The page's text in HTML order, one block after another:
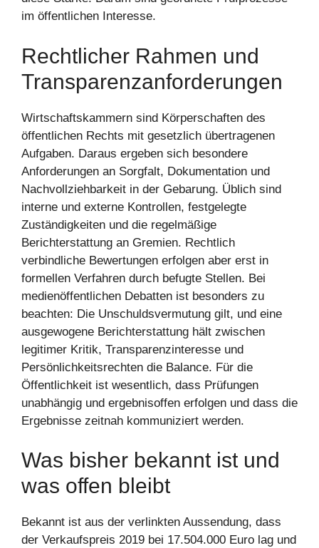
im öffentlichen Interesse.
Rechtlicher Rahmen und
Transparenzanforderungen
Wirtschaftskammern sind Körperschaften des
öffentlichen Rechts mit gesetzlich übertragenen
Aufgaben. Daraus ergeben sich besondere
Anforderungen an Sorgfalt, Dokumentation und
Nachvollziehbarkeit in der Gebarung. Üblich sind
interne und externe Kontrollen, festgelegte
Zuständigkeiten und die regelmäßige
Berichterstattung an Gremien. Rechtlich
verbindliche Bewertungen erfolgen aber erst in
formellen Verfahren durch befugte Stellen. Bei
medienöffentlichen Debatten ist besonders zu
beachten: Die Unschuldsvermutung gilt, und eine
ausgewogene Berichterstattung hält zwischen
legitimer Kritik, Transparenzinteresse und
Persönlichkeitsrechten die Balance. Für die
Öffentlichkeit ist wesentlich, dass Prüfungen
unabhängig und ergebnisoffen erfolgen und dass die
Ergebnisse zeitnah kommuniziert werden.
Was bisher bekannt ist und
was offen bleibt
Bekannt ist aus der verlinkten Aussendung, dass
der Verkaufspreis 2019 bei 17.504.000 Euro lag und